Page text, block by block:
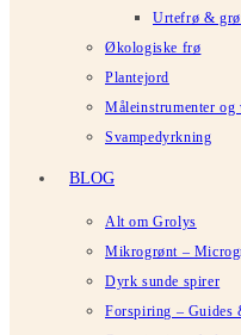
Urtefrø &
Økologiske frø
Plantejord
Måleinstrumenter og
Svampedyrkning
BLOG
Alt om Grolys
Mikrogrønt –
Dyrk sunde spirer
Forspiring – Guides